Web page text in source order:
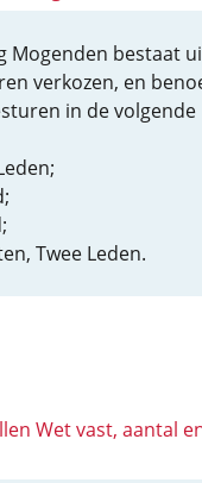
Mogenden bestaat
verkozen, en
in de volgende
Twee Leden.
Wet vast, aantal